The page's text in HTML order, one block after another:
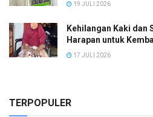
19 JULI 2026
Kehilangan Kaki dan
Harapan untuk
17 JULI 2026
TERPOPULER